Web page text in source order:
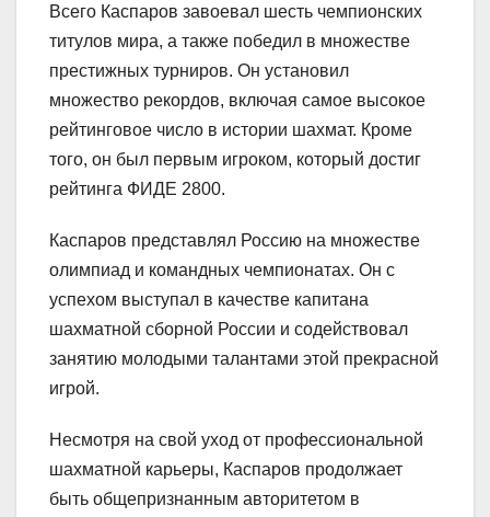
Всего Каспаров завоевал шесть чемпионских
титулов мира, а также победил в множестве
престижных турниров. Он установил
множество рекордов, включая самое высокое
рейтинговое число в истории шахмат. Кроме
того, он был первым игроком, который достиг
рейтинга ФИДЕ 2800.
Каспаров представлял Россию на множестве
олимпиад и командных чемпионатах. Он с
успехом выступал в качестве капитана
шахматной сборной России и содействовал
занятию молодыми талантами этой прекрасной
игрой.
Несмотря на свой уход от профессиональной
шахматной карьеры, Каспаров продолжает
быть общепризнанным авторитетом в